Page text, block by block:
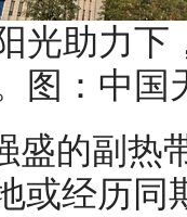
光助力下
图：中国
盛的副热
或经历同